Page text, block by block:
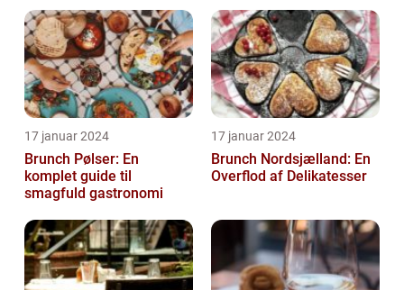
17 januar 2024
Brunch Pølser: En
komplet guide til
smagfuld gastronomi
17 januar 2024
Brunch Nordsjælland: En
Overflod af Delikatesser